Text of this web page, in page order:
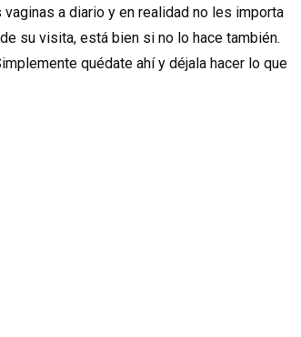
a diario y en realidad no les importa
su visita, está bien si no lo hace también.
quédate ahí y déjala hacer lo que